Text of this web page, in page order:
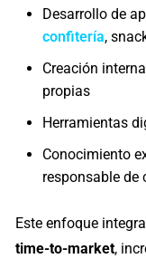
Desarrollo de
confitería,
Creación
propias
Herramientas
Conocimiento
responsable de
Este enfoque
time-to-market,